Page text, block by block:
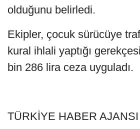
olduğunu belirledi.
Ekipler, çocuk sürücüye
kural ihlali yaptığı
bin 286 lira ceza uyguladı.
TÜRKİYE HABER AJANSI